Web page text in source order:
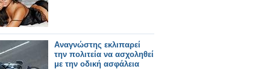
Αναγνώστης εκλιπαρεί
την πολιτεία να ασχοληθεί
με την οδική ασφάλεια